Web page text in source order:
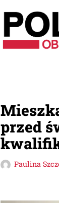
Przejdź
do
przed
Paulina